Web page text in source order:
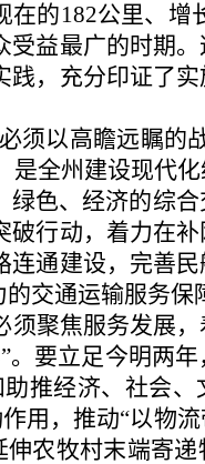
在的182公里、增
益最广的时期
，充分印证了
须以高瞻远瞩的
是全州建设现代
色、经济的综合
行动，着力在
通建设，完善民
交通运输服务保
聚焦服务发展
。要立足今明两
推经济、社会、
用，推动“以物
农牧村末端寄